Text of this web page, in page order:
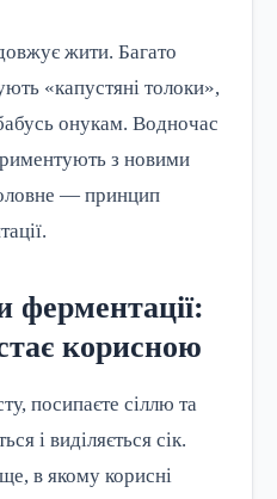
жити. Багато
«капустяні толоки»,
онукам. Водночас
з новими
— принцип
ферментації:
корисною
посипаєте сіллю та
і виділяється сік.
в якому корисні